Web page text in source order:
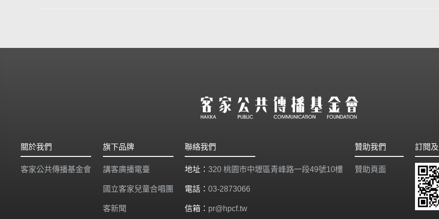
關於我們
客家公共傳播基金會
旗下品牌
講客廣播電臺
國立客家兒童合唱團
客新聞
聯絡我們
地址： 320 桃園市中壢區青峰路一段49號10樓
電話： 03-2873066
信箱： pr@hpcf.tw
贊助我們
贊助頁面
訂閱